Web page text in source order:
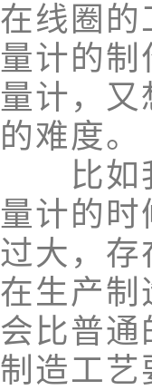
在线圈的
量计的
量计，
的难度。
比如我
量计的
过大，
在生产制
会比普
制造工艺